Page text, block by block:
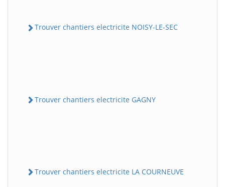
Trouver chantiers electricite NOISY-LE-SEC
Trouver chantiers electricite GAGNY
Trouver chantiers electricite LA COURNEUVE